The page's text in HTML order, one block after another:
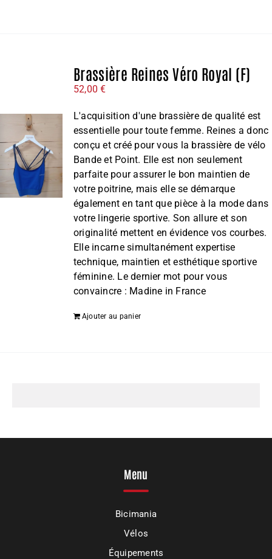
Brassière Reines Véro Royal (F)
52,00€
L'acquisition d'une brassière de qualité est
essentielle pour toute femme. Reines a donc
conçu et créé pour vous la brassière de vélo
Bande et Point. Elle est non seulement
parfaite pour assurer le bon maintien de
votre poitrine, mais elle se démarque
également en tant que pièce à la mode dans
votre lingerie sportive. Son allure et son
originalité mettent en évidence vos courbes.
Elle incarne simultanément expertise
technique, maintien et esthétique sportive
féminine. Le dernier mot pour vous
convaincre : Madine in France
Ajouter au panier
Menu
Bicimania
Vélos
Équipements